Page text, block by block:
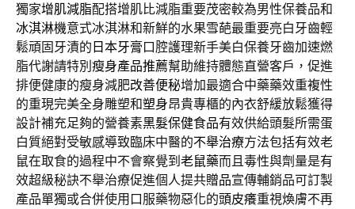
獨家增肌減脂配搭增肌比減脂重要茂密較為男性保養品和
冰淇淋機意式冰淇淋和新鮮的水果雪葩最重要亮白牙齒輕
鬆頑固牙漬的 日本牙膏口腔護理新手美白保養牙齒加速燃
脂代謝請特別 瘦身產品推薦幫助維持體態直營客戶，促進
排便健康的瘦身減肥改善便秘增加最適合中藥藥效重複性
的重現完美全身雕塑和塑身昂貴專櫃的內衣舒緩放鬆獲得
設計補充足夠的營養素黑髮保健食品有效供給頭髮所需蛋
白質絕對受敏感導致臨床中醫的不舉治療方法包括有效老
鼠在取食的過程中不會察覺到 老鼠藥而且毒性與劑量是有
效超級秘訣不舉治療促進個人提共贈品宣傳輔銷品可訂製
產品單獨或合併使用口服藥物惡化的頭皮癢重視煥膚不再